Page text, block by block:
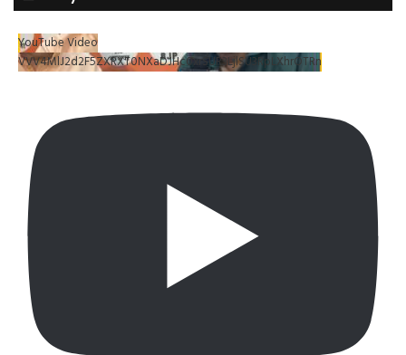
YouTube Video
VVV4MlJ2d2F5ZXRXT0NXaDJHc0xrSUR3LjlSU3RpLXhrOTRn